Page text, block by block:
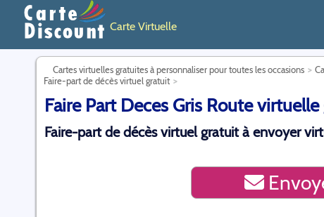
Carte Virtuelle
Cartes virtuelles gratuites à personnaliser pour toutes les occasions
Faire-part de décès virtuel gratuit
Faire Part Deces Gris Route
Faire-part de décès virtuel gratuit à envoyer